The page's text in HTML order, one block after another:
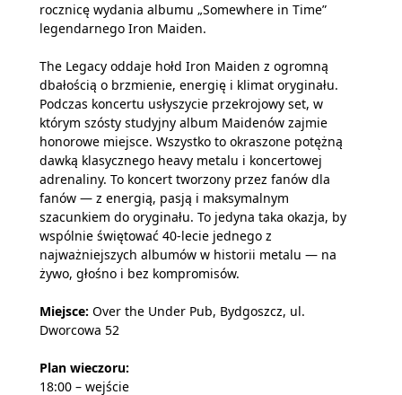
rocznicę wydania albumu „Somewhere in Time”
legendarnego Iron Maiden.
The Legacy oddaje hołd Iron Maiden z ogromną
dbałością o brzmienie, energię i klimat oryginału.
Podczas koncertu usłyszycie przekrojowy set, w
którym szósty studyjny album Maidenów zajmie
honorowe miejsce. Wszystko to okraszone potężną
dawką klasycznego heavy metalu i koncertowej
adrenaliny. To koncert tworzony przez fanów dla
fanów — z energią, pasją i maksymalnym
szacunkiem do oryginału. To jedyna taka okazja, by
wspólnie świętować 40-lecie jednego z
najważniejszych albumów w historii metalu — na
żywo, głośno i bez kompromisów.
Miejsce: Over the Under Pub, Bydgoszcz, ul.
Dworcowa 52
Plan wieczoru:
18:00 – wejście